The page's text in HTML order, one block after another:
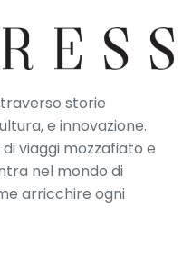
storie
e innovazione.
viaggi mozzafiato e
nel mondo di
arricchire ogni